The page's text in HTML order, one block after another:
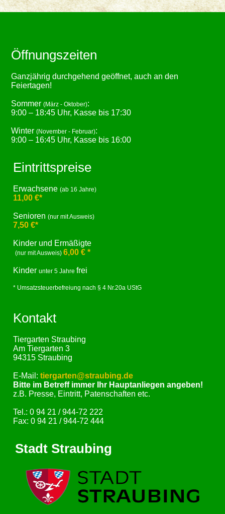
Öffnungszeiten
Ganzjährig durchgehend geöffnet, auch an den
Feiertagen!
Sommer(März - Oktober):
9:00 – 18:45 Uhr, Kasse bis 17:30
Winter(November - Februar):
9:00 – 16:45 Uhr, Kasse bis 16:00
Eintrittspreise
Erwachsene(ab 16 Jahre)
11,00 €*
Senioren(nur mit Ausweis)
7,50 €*
Kinder und Ermäßigte
(nur mit Ausweis)6,00 € *
Kinderunter 5 Jahrefrei
* Umsatzsteuerbefreiung nach § 4 Nr.20a UStG
Kontakt
Tiergarten Straubing
Am Tiergarten 3
94315 Straubing
E-Mail:tiergarten@straubing.de
Bitte im Betreff immer Ihr Hauptanliegen angeben!
z.B. Presse, Eintritt, Patenschaften etc.
Tel.: 0 94 21 / 944-72 222
Fax: 0 94 21 / 944-72 444
Stadt Straubing